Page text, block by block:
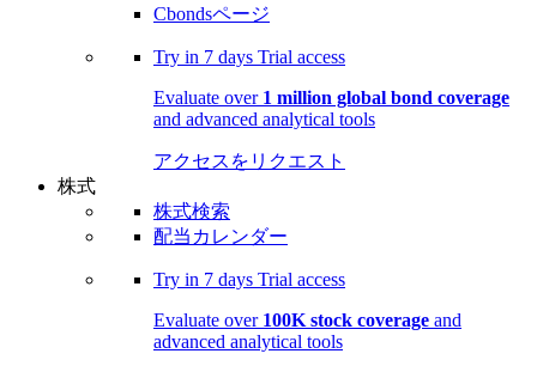
Cbondsページ
Try in 7 days Trial access
Evaluate over 1 million global bond coverage
and advanced analytical tools
アクセスをリクエスト
株式
株式検索
配当カレンダー
Try in 7 days Trial access
Evaluate over 100K stock coverage and
advanced analytical tools